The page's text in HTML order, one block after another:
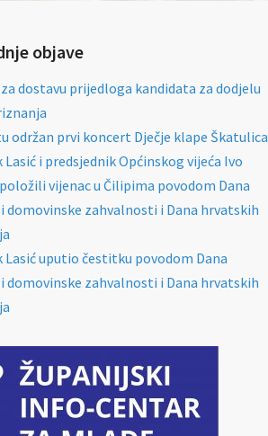
objave
za dostavu prijedloga kandidata za dodjelu
održan prvi koncert Dječje klape Škatulica
Lasić i predsjednik Općinskog vijeća Ivo
vijenac u Čilipima povodom Dana
domovinske zahvalnosti i Dana hrvatskih
Lasić uputio čestitku povodom Dana
domovinske zahvalnosti i Dana hrvatskih